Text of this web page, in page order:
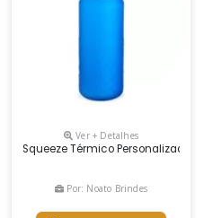
Ver + Detalhes
Squeeze Térmico Personalizado
Por: Noato Brindes